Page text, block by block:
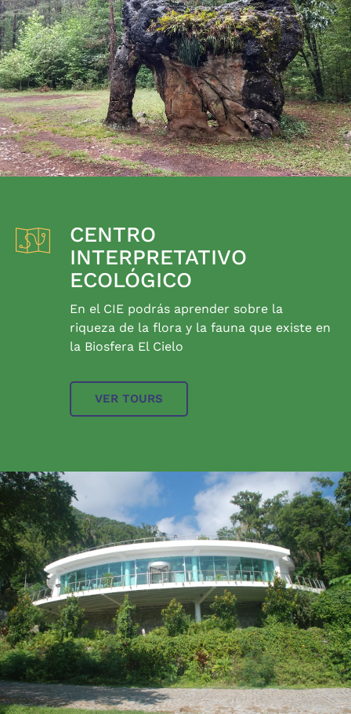
CENTRO
INTERPRETATIVO
ECOLÓGICO
En el CIE podrás aprender sobre la
riqueza de la flora y la fauna que existe en
la Biosfera El Cielo
VER TOURS